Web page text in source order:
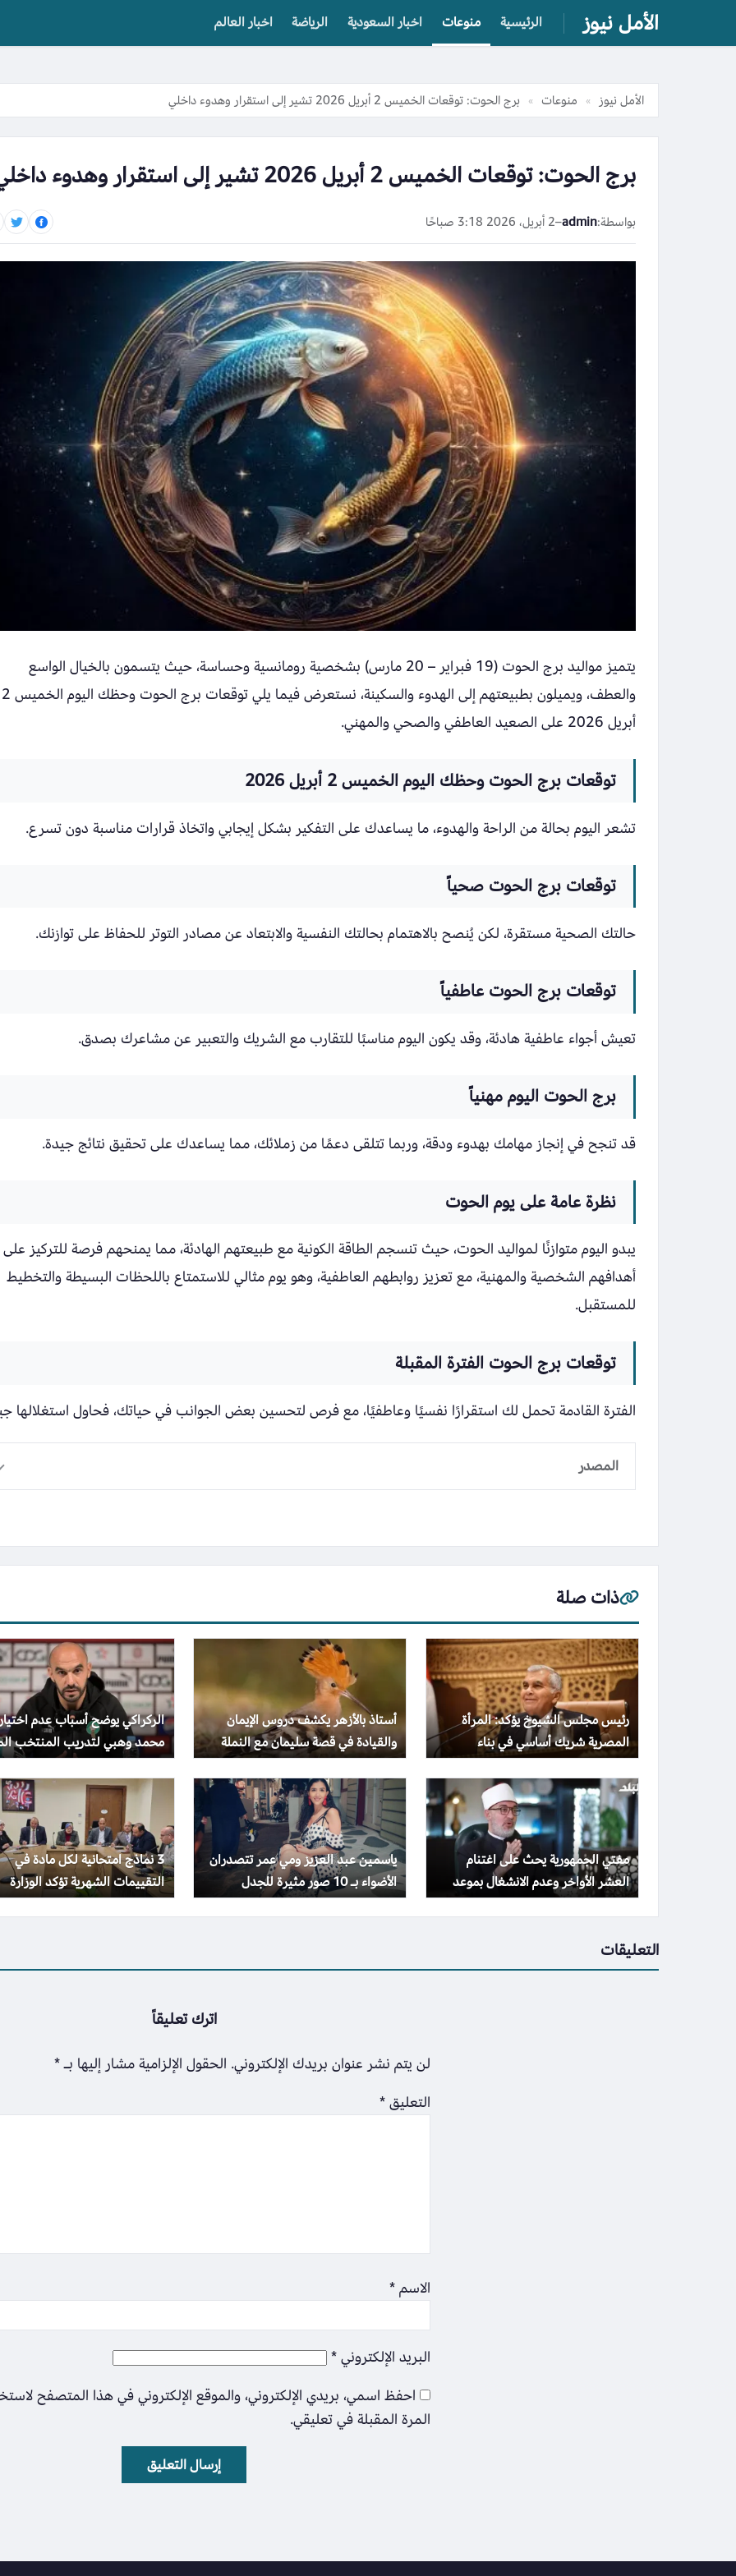
الأمل نيوز الرئيسية منوعات اخبار السعودية الرياضة اخبار العالم
الأمل نيوز » منوعات » برج الحوت: توقعات الخميس 2 أبريل 2026 تشير إلى استقرار وهدوء داخلي
برج الحوت: توقعات الخميس 2 أبريل 2026 تشير إلى استقرار وهدوء داخلي
بواسطة:admin
–2 أبريل، 2026 3:18 صباحًا
يتميز مواليد برج الحوت (19 فبراير – 20 مارس) بشخصية رومانسية وحساسة، حيث يتسمون بالخيال الواسع
والعطف، ويميلون بطبيعتهم إلى الهدوء والسكينة، نستعرض فيما يلي توقعات برج الحوت وحظك اليوم الخميس 2
أبريل 2026 على الصعيد العاطفي والصحي والمهني.
توقعات برج الحوت وحظك اليوم الخميس 2 أبريل 2026
تشعر اليوم بحالة من الراحة والهدوء، ما يساعدك على التفكير بشكل إيجابي واتخاذ قرارات مناسبة دون تسرع.
توقعات برج الحوت صحياً
حالتك الصحية مستقرة، لكن يُنصح بالاهتمام بحالتك النفسية والابتعاد عن مصادر التوتر للحفاظ على توازنك.
توقعات برج الحوت عاطفياً
تعيش أجواء عاطفية هادئة، وقد يكون اليوم مناسبًا للتقارب مع الشريك والتعبير عن مشاعرك بصدق.
برج الحوت اليوم مهنياً
قد تنجح في إنجاز مهامك بهدوء ودقة، وربما تتلقى دعمًا من زملائك، مما يساعدك على تحقيق نتائج جيدة.
نظرة عامة على يوم الحوت
يبدو اليوم متوازنًا لمواليد الحوت، حيث تنسجم الطاقة الكونية مع طبيعتهم الهادئة، مما يمنحهم فرصة للتركيز على
أهدافهم الشخصية والمهنية، مع تعزيز روابطهم العاطفية، وهو يوم مثالي للاستمتاع باللحظات البسيطة والتخطيط
للمستقبل.
توقعات برج الحوت الفترة المقبلة
الفترة القادمة تحمل لك استقرارًا نفسيًا وعاطفيًا، مع فرص لتحسين بعض الجوانب في حياتك، فحاول استغلالها
المصدر
ذات صلة
رئيس مجلس الشيوخ يؤكد: المرأة
المصرية شريك أساسي في بناء
المجتمع وتحقيق التنمية الشاملة
أستاذ بالأزهر يكشف دروس الإيمان
والقيادة في قصة سليمان مع النملة
والهدهد
الركراكي يوضح أسباب عدم
محمد وهبي لتدريب المنتخب
مفتي الجمهورية يحث على اغتنام
العشر الأواخر وعدم الانشغال بموعد
ليلة القدر
ياسمين عبد العزيز ومي عمر تتصدران
الأضواء بـ 10 صور مثيرة للجدل
3 نماذج امتحانية لكل مادة في
التقييمات الشهرية تؤكد الوزارة
إجراؤها في موعدها
التعليقات
اترك تعليقاً
لن يتم نشر عنوان بريدك الإلكتروني. الحقول الإلزامية مشار إليها بـ*
التعليق*
الاسم*
البريد الإلكتروني*
احفظ اسمي، بريدي الإلكتروني، والموقع الإلكتروني في هذا المتصفح
المرة المقبلة في تعليقي.